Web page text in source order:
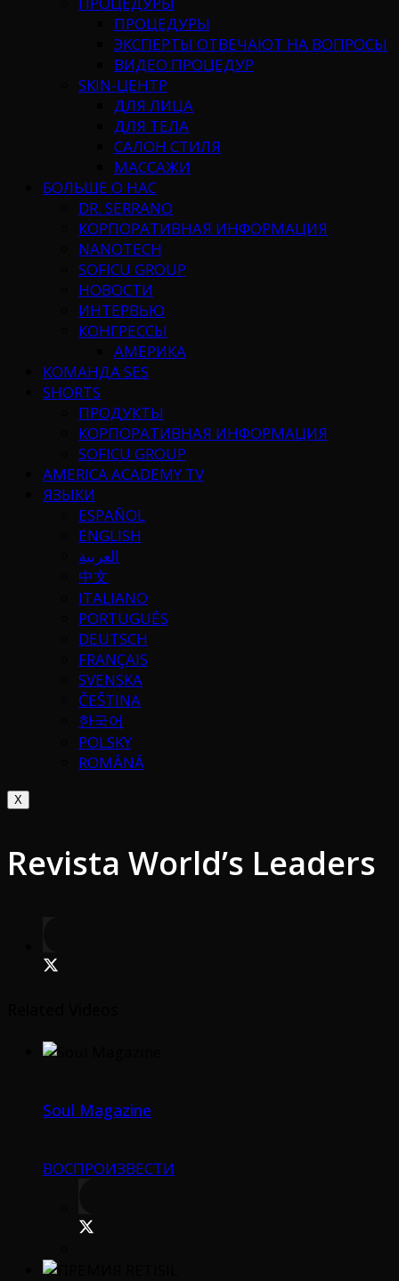
ПРОЦЕДУРЫ
ЭКСПЕРТЫ ОТВЕЧАЮТ НА ВОПРОСЫ
ВИДЕО ПРОЦЕДУР
SKIN-ЦЕНТР
ДЛЯ ЛИЦА
ДЛЯ ТЕЛА
САЛОН СТИЛЯ
МАССАЖИ
БОЛЬШЕ О НАС
DR. SERRANO
КОРПОРАТИВНАЯ ИНФОРМАЦИЯ
NANOTECH
SOFICU GROUP
НОВОСТИ
ИНТЕРВЬЮ
КОНГРЕССЫ
АМЕРИКА
КОМАНДА SES
SHORTS
ПРОДУКТЫ
КОРПОРАТИВНАЯ ИНФОРМАЦИЯ
SOFICU GROUP
AMERICA ACADEMY TV
ЯЗЫКИ
ESPAÑOL
ENGLISH
العربية
中文
ITALIANO
PORTUGUÉS
DEUTSCH
FRANÇAIS
SVENSKA
ČEŠTINA
한국어
POLSKY
ROMÂNĂ
X
Revista World’s Leaders
Soul Magazine
ВОСПРОИЗВЕСТИ